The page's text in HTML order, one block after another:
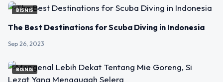
BISNIS
The Best Destinations for Scuba Diving in Indonesia
Sep 26, 2023
BISNIS